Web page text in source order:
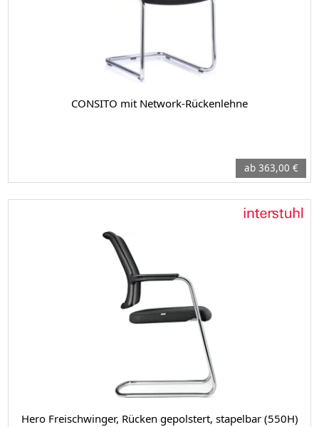
CONSITO mit Network-Rückenlehne
ab 363,00 €
Hero Freischwinger, Rücken gepolstert, stapelbar (550H)